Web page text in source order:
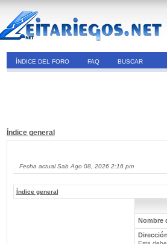
ÍNDICE DEL FORO FAQ BUSCAR
Índice general
Fecha actual Sab Ago 08, 2026 2:16 pm
Índice general
Nombre